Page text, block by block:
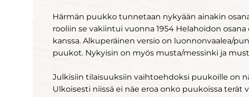
Härmän puukko tunnetaan nykyään ainakin
rooliin se vakiintui vuonna 1954 Helahoidon
kanssa. Alkuperäinen versio on luonnonvaalea/
puukot. Nykyisin on myös musta/messinki ja
Julkisiin tilaisuuksiin vaihtoehdoksi puukoille on
Ulkoisesti niissä ei näe eroa onko puukoissa terät